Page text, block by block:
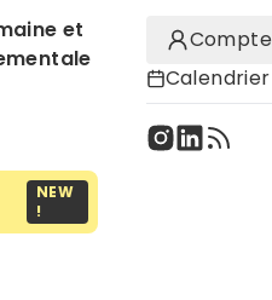
et
NEW
!
Compte
Calendrier